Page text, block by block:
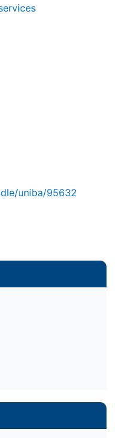
uniba/95632